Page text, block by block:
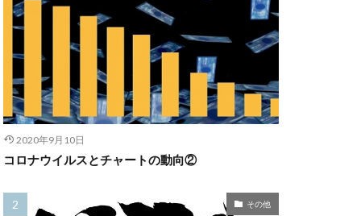
2020年9月10日
コロナウイルスとチャートの動向②
その他